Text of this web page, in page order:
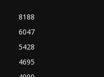
8188
6047
5428
4695